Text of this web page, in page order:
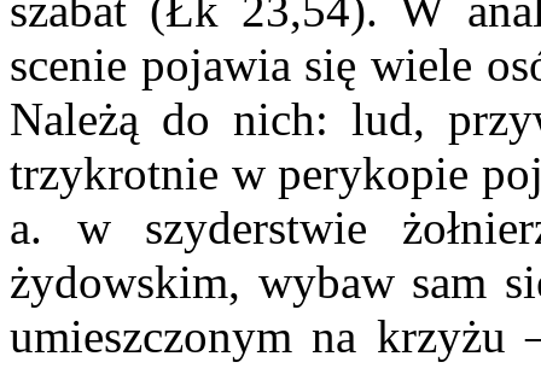
szabat (Łk 23,54). W
scenie pojawia się wiele
Należą do nich: lud,
trzykrotnie w perykopie
a. w szyderstwie
żydowskim, wybaw sam
umieszczonym na